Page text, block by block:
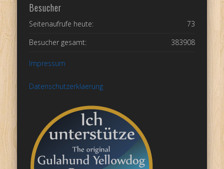
Besucher
73
Seitenaufrufe heute:
383908
Besucher gesamt:
Impressum
Datenschutzerklaerung